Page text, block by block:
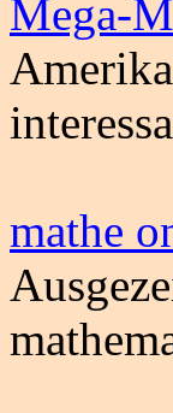
Mega-
mathe